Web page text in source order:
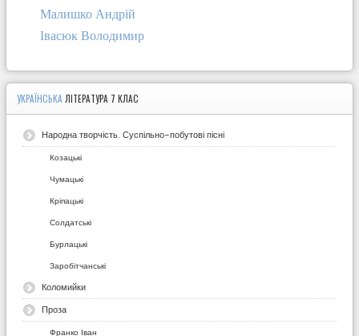
Малишко Андрій
Івасюк Володимир
УКРАЇНСЬКА ЛІТЕРАТУРА 7 КЛАС
Народна творчість. Суспільно-побутові пісні
Козацькі
Чумацькі
Кріпацькі
Солдатські
Бурлацькі
Заробітчанські
Коломийки
Проза
Франко Іван